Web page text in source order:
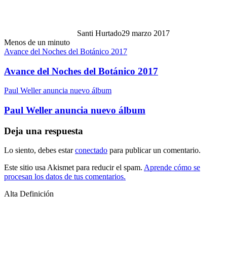
Santi Hurtado29 marzo 2017
Menos de un minuto
Avance del Noches del Botánico 2017
Avance del Noches del Botánico 2017
Paul Weller anuncia nuevo álbum
Paul Weller anuncia nuevo álbum
Deja una respuesta
Lo siento, debes estarconectado para publicar un comentario.
Este sitio usa Akismet para reducir el spam. Aprende cómo se
procesan los datos de tus comentarios.
Alta Definición